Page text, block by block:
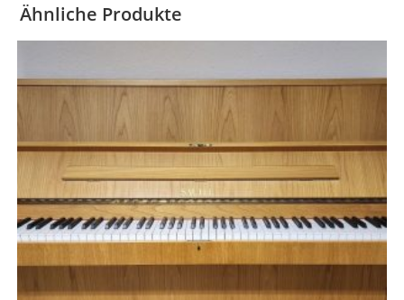
Ähnliche Produkte